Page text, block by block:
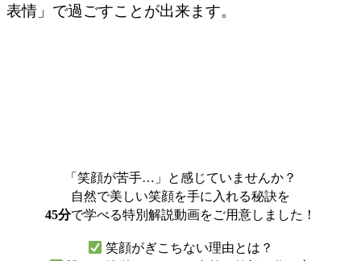
表情」で過ごすことが出来ます。
「笑顔が苦手…」と感じていませんか？
自然で美しい笑顔を手に入れる秘訣を
45分で学べる特別解説動画をご用意しました！
笑顔がぎこちない理由とは？